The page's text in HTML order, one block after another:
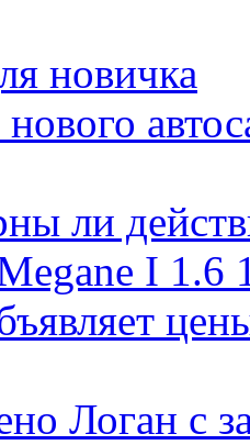
новичка
ли
I 1.6
Логан с